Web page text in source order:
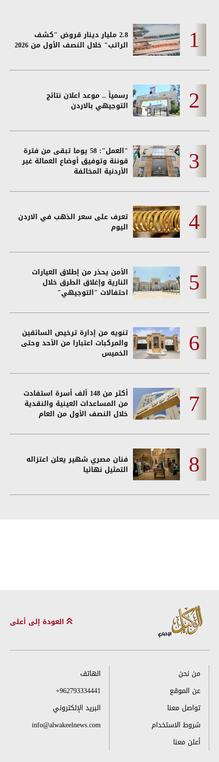
2.8 مليار دينار قروض "كشف
الراتب" خلال النصف الأول من 2026
رسمياً .. موعد اعلان نتائج
التوجيهي بالاردن
"العمل": 58 يوما تبقى من فترة
قوننة وتوفيق أوضاع العمالة غير
الأردنية المخالفة
تعرف على سعر الذهب في الاردن
اليوم
الأمن يحذر من إطلاق العيارات
النارية وإغلاق الطرق خلال
احتفالات "التوجيهي"
تنويه من إدارة ترخيص السائقين
والمركبات اعتبارا من الأحد وحتى
الخميس
أكثر من 148 ألف أسرة استفادت
من المساعدات العينية والنقدية
خلال النصف الأول من العام
فنان مصري شهير يعلن اعتزاله
التمثيل نهائيا
العودة إلى أعلى
من نحن
عن الموقع
تواصل معنا
شروط الاستخدام
أعلن معنا
الهاتف
+962793334441
البريد الإلكتروني
info@alwakeelnews.com